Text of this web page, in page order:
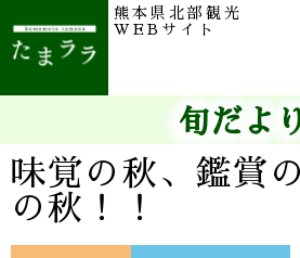
熊本県北部観光
WEBサイト
旬だよ
味覚の秋、鑑賞
の秋！！